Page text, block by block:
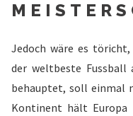
Jedoch wäre es
der weltbeste Fussball
behauptet, soll einmal
Kontinent hält Europa